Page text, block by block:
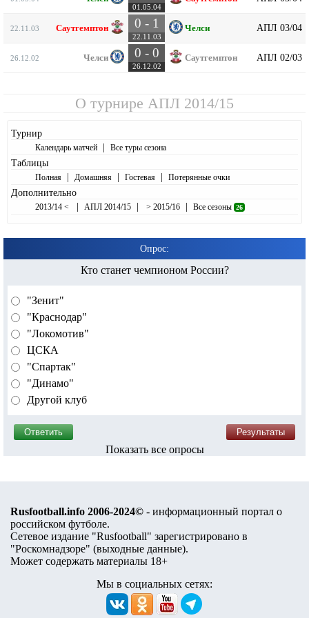
01.05.04
22.11.03 Саутгемптон 0 - 1
22.11.03
Челси АПЛ 03/04
26.12.02 Челси 0 - 0
26.12.02
Саутгемптон АПЛ 02/03
О турнире АПЛ 2014/15
Турнир
Календарь матчей | Все туры сезона
Таблицы
Полная | Домашняя | Гостевая | Потерянные очки
Дополнительно
2013/14 < | АПЛ 2014/15 | > 2015/16 | Все сезоны 26
Опрос:
Кто станет чемпионом России?
"Зенит"
"Краснодар"
"Локомотив"
ЦСКА
"Спартак"
"Динамо"
Другой клуб
Показать все опросы
Rusfootball.info 2006-2024© - информационный портал о
российском футболе.
Сетевое издание "Rusfootball" зарегистрировано в
"Роскомнадзоре" (выходные данные).
Может содержать материалы 18+
Мы в социальных сетях: